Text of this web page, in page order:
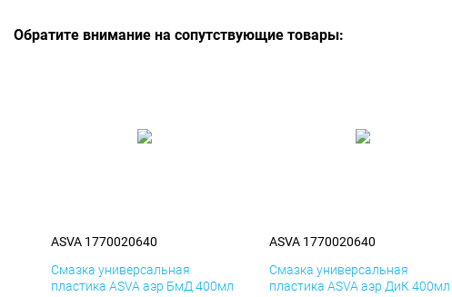
Обратите внимание на сопутствующие товары:
ASVA 1770020640
Смазка универсальная
пластика ASVA аэр БмД 400мл
ASVA 1770020640
Смазка универсальная
пластика ASVA аэр ДиК 400мл